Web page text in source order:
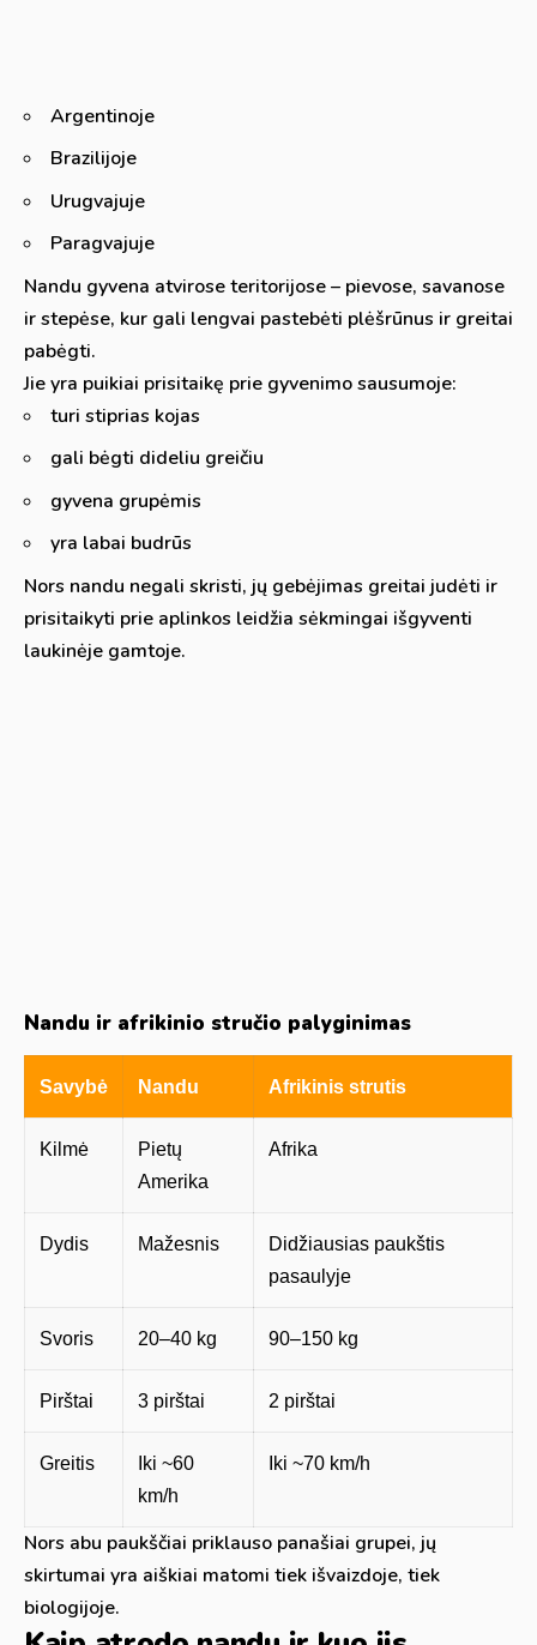
Argentinoje
Brazilijoje
Urugvajuje
Paragvajuje
Nandu gyvena atvirose teritorijose – pievose, savanose
ir stepėse, kur gali lengvai pastebėti plėšrūnus ir greitai
pabėgti.
Jie yra puikiai prisitaikę prie gyvenimo sausumoje:
turi stiprias kojas
gali bėgti dideliu greičiu
gyvena grupėmis
yra labai budrūs
Nors nandu negali skristi, jų gebėjimas greitai judėti ir
prisitaikyti prie aplinkos leidžia sėkmingai išgyventi
laukinėje gamtoje.
Nandu ir afrikinio stručio palyginimas
Savybė Nandu Afrikinis strutis
Kilmė
Pietų
Amerika
Afrika
Dydis Mažesnis
Didžiausias paukštis
pasaulyje
Svoris 20–40 kg 90–150 kg
Pirštai 3 pirštai 2 pirštai
Greitis
Iki ~60
km/h
Iki ~70 km/h
Nors abu paukščiai priklauso panašiai grupei, jų
skirtumai yra aiškiai matomi tiek išvaizdoje, tiek
biologijoje.